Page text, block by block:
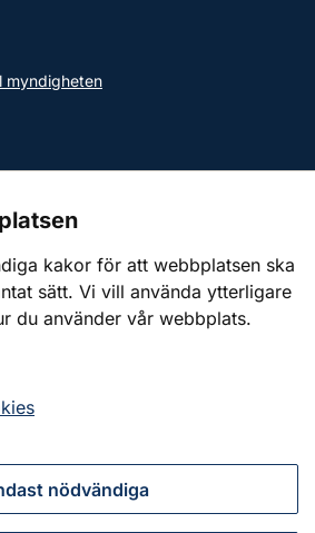
myndigheten
kakor för att webbplatsen ska
sätt. Vi vill använda ytterligare
du använder vår webbplats.
nödvändiga